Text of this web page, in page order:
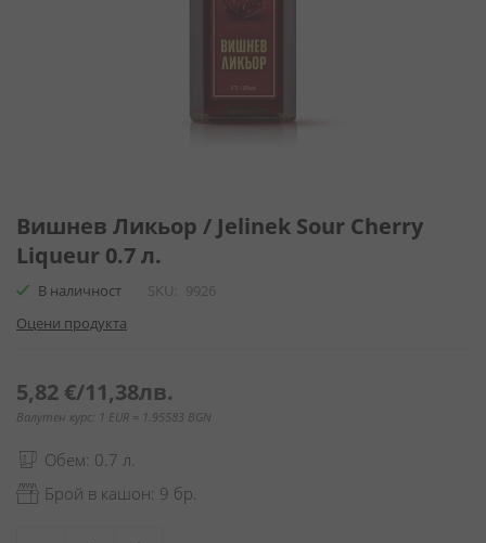
към
началото
на
галерия
снимки
Вишнев Ликьор / Jelinek Sour Cherry
Liqueur 0.7 л.
В наличност SKU
9926
Оцени продукта
5,82 €/11,38лв.
Валутен курс: 1 EUR = 1.95583 BGN
Обем: 0.7 л.
Брой в кашон: 9 бр.